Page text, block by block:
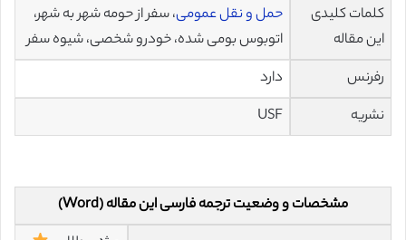
کلمات کلیدی
این مقاله
حمل و نقل عمومی، سفر از حومه شهر به شهر،
اتوبوس بومی شده، خودرو شخصی، شیوه سفر
رفرنس
دارد
نشریه
USF
مشخصات و وضعیت ترجمه فارسی این مقاله (Word)